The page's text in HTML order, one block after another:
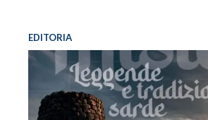
EDITORIA